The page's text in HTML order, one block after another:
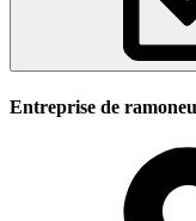
Entreprise de